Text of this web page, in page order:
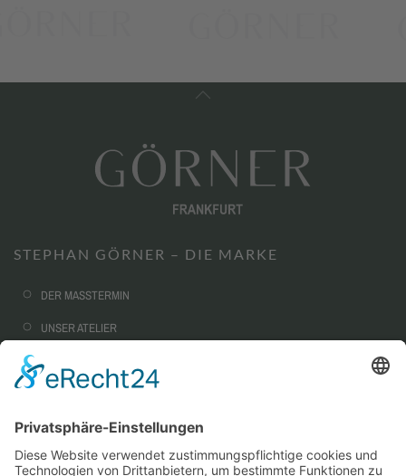
STEPHAN GÖRNER – DIE MARKE
DER MASSTERMIN
UNSER ATELIER
NACHHALTIGKEIT
CORPORATE FASHION
AUSSTATTUNG & OPTIONEN